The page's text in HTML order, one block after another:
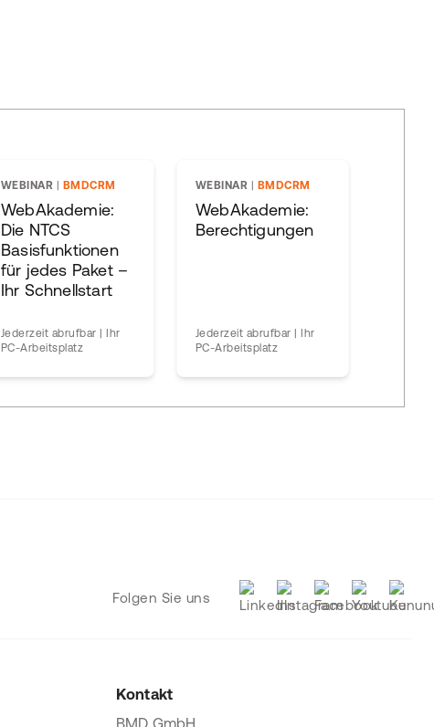
WEBINAR BMDCRM
WebAkademie:
Die NTCS
Basisfunktionen
für jedes Paket –
Ihr Schnellstart
Jederzeit abrufbar | Ihr
PC-Arbeitsplatz
WEBINAR BMDCRM
WebAkademie:
Berechtigungen
Jederzeit abrufbar | Ihr
PC-Arbeitsplatz
Folgen Sie uns
Kontakt
BMD GmbH